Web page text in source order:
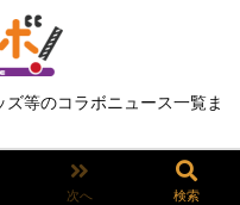
ズ等のコラボニュース一覧ま
次へ 検索